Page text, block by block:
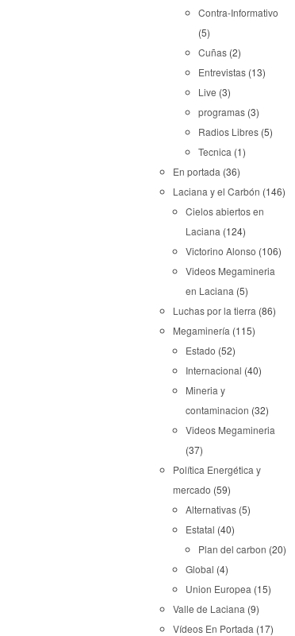
Contra-Informativo
(5)
Cuñas (2)
Entrevistas (13)
Live (3)
programas (3)
Radios Libres (5)
Tecnica (1)
En portada (36)
Laciana y el Carbón (146)
Cielos abiertos en
Laciana (124)
Victorino Alonso (106)
Videos Megamineria
en Laciana (5)
Luchas por la tierra (86)
Megaminería (115)
Estado (52)
Internacional (40)
Mineria y
contaminacion (32)
Videos Megamineria
(37)
Política Energética y
mercado (59)
Alternativas (5)
Estatal (40)
Plan del carbon (20)
Global (4)
Union Europea (15)
Valle de Laciana (9)
Vídeos En Portada (17)